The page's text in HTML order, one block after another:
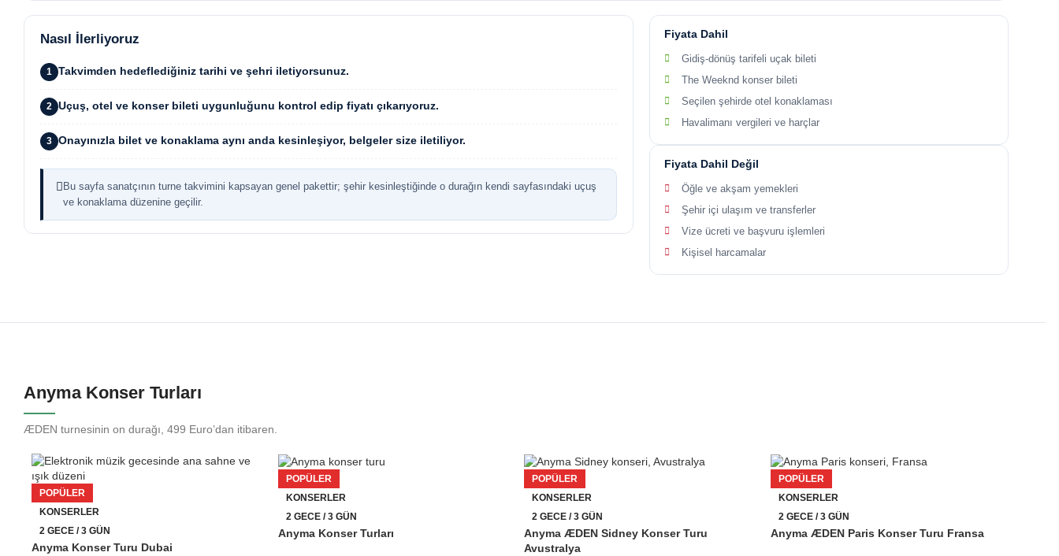
Nasıl İlerliyoruz
1 Takvimden hedeflediğiniz tarihi ve şehri iletiyorsunuz.
2 Uçuş, otel ve konser bileti uygunluğunu kontrol edip fiyatı çıkarıyoruz.
3 Onayınızla bilet ve konaklama aynı anda kesinleşiyor, belgeler size iletiliyor.
Bu sayfa sanatçının turne takvimini kapsayan genel pakettir; şehir kesinleştiğinde o durağın kendi sayfasındaki uçuş
ve konaklama düzenine geçilir.
Fiyata Dahil
Gidiş-dönüş tarifeli uçak bileti
The Weeknd konser bileti
Seçilen şehirde otel konaklaması
Havalimanı vergileri ve harçlar
Fiyata Dahil Değil
Öğle ve akşam yemekleri
Şehir içi ulaşım ve transferler
Vize ücreti ve başvuru işlemleri
Kişisel harcamalar
Anyma Konser Turları
ÆDEN turnesinin on durağı, 499 Euro’dan itibaren.
POPÜLER
KONSERLER
2 GECE / 3 GÜN
Anyma Konser Turu Dubai
POPÜLER
KONSERLER
2 GECE / 3 GÜN
Anyma Konser Turları
POPÜLER
KONSERLER
2 GECE / 3 GÜN
Anyma ÆDEN Sidney Konser Turu
Avustralya
POPÜLER
KONSERLER
2 GECE / 3 GÜN
Anyma ÆDEN Paris Konser Turu Fransa